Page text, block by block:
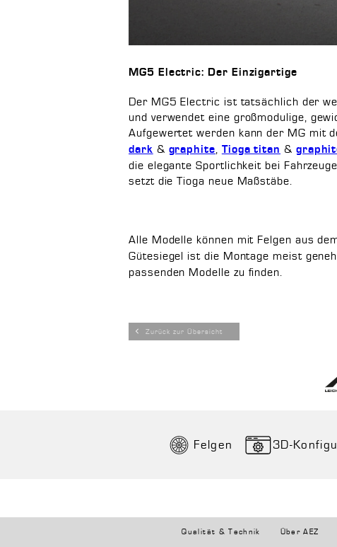
MG5 Electric: Der Einzigartige
Der MG5 Electric ist tatsächlich der
und verwendet eine großmodulige,
Aufgewertet werden kann der MG mit
dark & graphite, Tioga titan &
die elegante Sportlichkeit bei
setzt die Tioga neue Maßstäbe.
Alle Modelle können mit Felgen aus
Gütesiegel ist die Montage meist
passenden Modelle zu finden.
Zurück zur Übersicht
Felgen 3D-
Qualität & Technik Über AEZ